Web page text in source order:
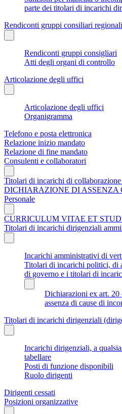
parte dei titolari di incarichi
Rendiconti gruppi consiliari
Rendiconti gruppi consigliari
Atti degli organi di controllo
Articolazione degli uffici
Articolazione degli uffici
Organigramma
Telefono e posta elettronica
Relazione inizio mandato
Relazione di fine mandato
Consulenti e collaboratori
Titolari di incarichi di collaborazione
DICHIARAZIONE DI ASSENZA
Personale
CURRICULUM VITAE ET
Titolari di incarichi dirigenziali
Incarichi amministrativi di
Titolari di incarichi politici, di
di governo e i titolari di
Dichiarazioni ex art.
assenza di cause di
Titolari di incarichi dirigenziali
Incarichi dirigenziali, a
tabellare
Posti di funzione disponibili
Ruolo dirigenti
Dirigenti cessati
Posizioni organizzative